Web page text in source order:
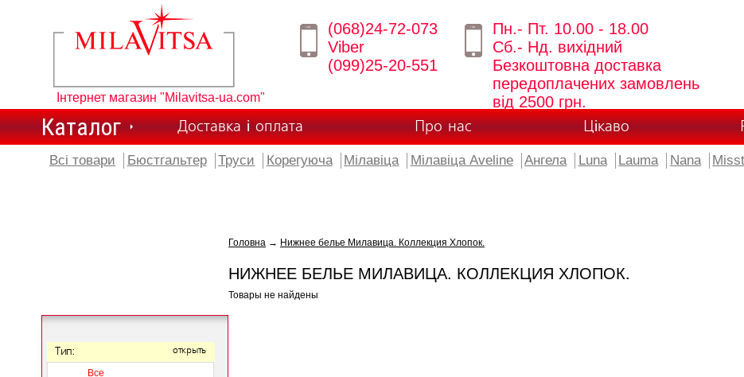
Інтернет магазин "Milavitsa-ua.com"
(068)24-72-073
Viber
(099)25-20-551
Пн.- Пт. 10.00 - 18.00
Сб.- Нд. вихідний
Безкоштовна доставка
передоплачених замовлень
від 2500 грн.
Каталог Доставка і оплата Про нас Цікаво
Всі товари Бюстгальтер Труси Корегуюча Мілавіца Мілавіца Aveline Ангела Luna Lauma Nana
Тип: открыть
Все
Головна → Нижнее белье Милавица. Коллекция Хлопок.
НИЖНЕЕ БЕЛЬЕ МИЛАВИЦА. КОЛЛЕКЦИЯ ХЛОПОК.
Товары не найдены